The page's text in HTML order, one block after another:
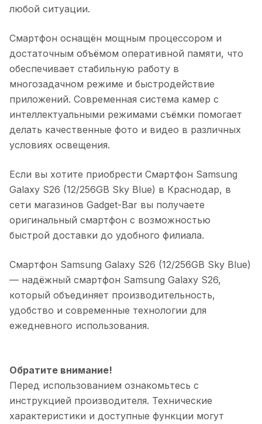
любой ситуации.
Смартфон оснащён мощным процессором и
достаточным объёмом оперативной памяти, что
обеспечивает стабильную работу в
многозадачном режиме и быстродействие
приложений. Современная система камер с
интеллектуальными режимами съёмки помогает
делать качественные фото и видео в различных
условиях освещения.
Если вы хотите приобрести Смартфон Samsung
Galaxy S26 (12/256GB Sky Blue) в Краснодар, в
сети магазинов Gadget-Bar вы получаете
оригинальный смартфон с возможностью
быстрой доставки до удобного филиала.
Смартфон Samsung Galaxy S26 (12/256GB Sky Blue)
— надёжный смартфон Samsung Galaxy S26,
который объединяет производительность,
удобство и современные технологии для
ежедневного использования.
Обратите внимание!
Перед использованием ознакомьтесь с
инструкцией производителя. Технические
характеристики и доступные функции могут